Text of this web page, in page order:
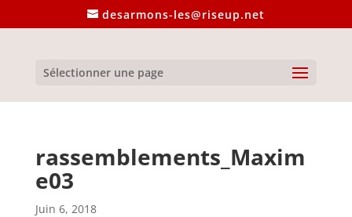
desarmons-les@riseup.net
Sélectionner une page
rassemblements_Maxim
e03
Juin 6, 2018